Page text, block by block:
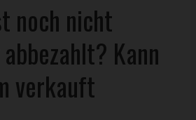
noch nicht
Kann
verkauft